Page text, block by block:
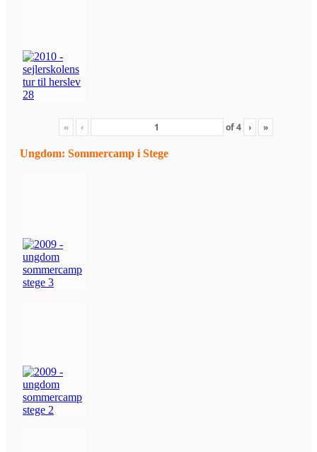
« ‹ of4 › »
Ungdom: Sommercamp i Stege